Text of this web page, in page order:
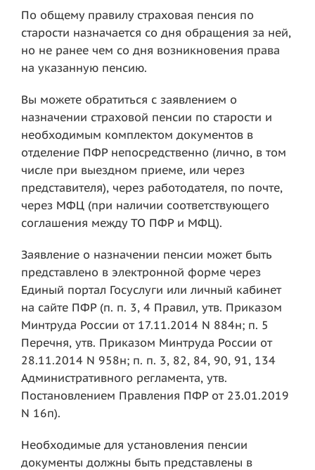
По общему правилу страховая пенсия по
старости назначается со дня обращения за ней,
но не ранее чем со дня возникновения права
на указанную пенсию.
Вы можете обратиться с заявлением о
назначении страховой пенсии по старости и
необходимым комплектом документов в
отделение ПФР непосредственно (лично, в том
числе при выездном приеме, или через
представителя), через работодателя, по почте,
через МФЦ (при наличии соответствующего
соглашения между ТО ПФР и МФЦ).
Заявление о назначении пенсии может быть
представлено в электронной форме через
Единый портал Госуслуги или личный кабинет
на сайте ПФР (п. п. 3, 4 Правил, утв. Приказом
Минтруда России от 17.11.2014 N 884н; п. 5
Перечня, утв. Приказом Минтруда России от
28.11.2014 N 958н; п. п. 3, 82, 84, 90, 91, 134
Административного регламента, утв.
Постановлением Правления ПФР от 23.01.2019
N 16п).
Необходимые для установления пенсии
документы должны быть представлены в